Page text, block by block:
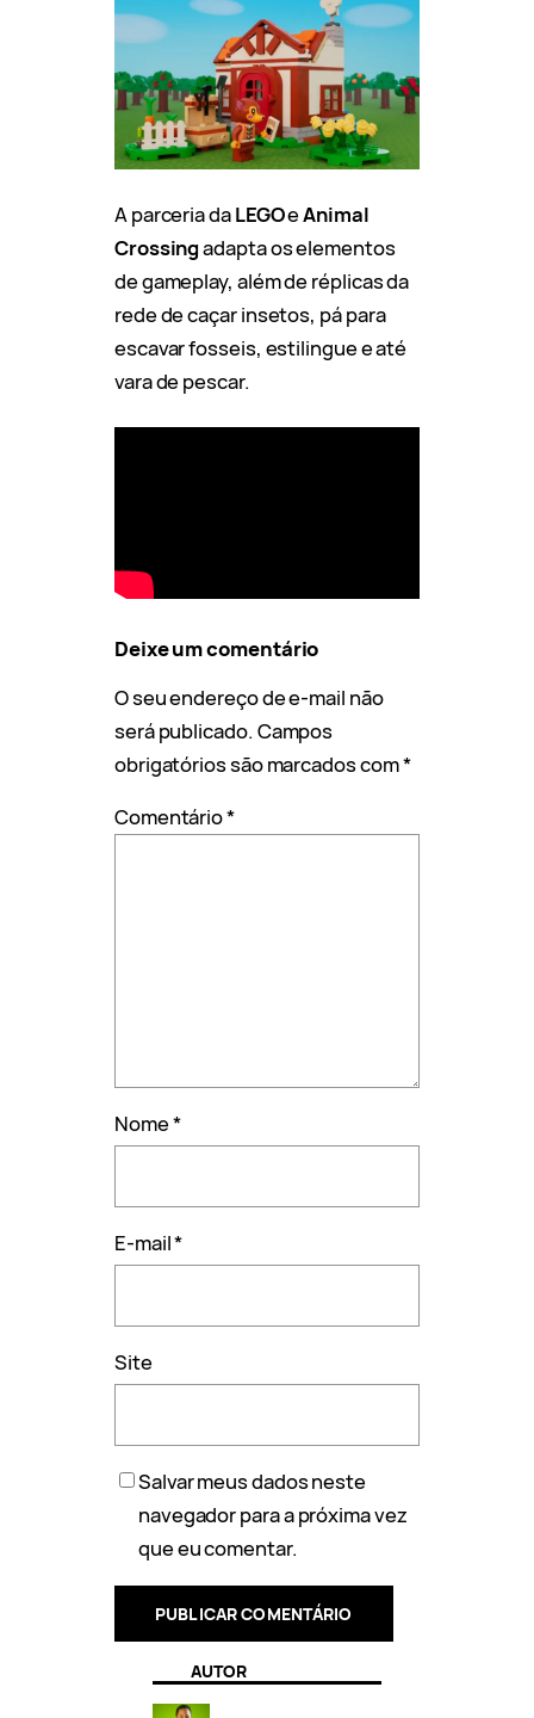
A parceria daLEGOeAnimal
Crossingadapta os elementos
de gameplay, além de réplicas da
rede de caçar insetos, pá para
escavar fosseis, estilingue e até
vara de pescar.
Deixe um comentário
O seu endereço de e-mail não
será publicado. Campos
obrigatórios são marcados com*
Comentário*
Nome*
E-mail*
Site
Salvar meus dados neste
navegador para a próxima vez
que eu comentar.
AUTOR